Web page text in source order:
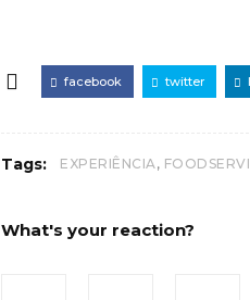
facebook twitter
Tags: EXPERIÊNCIA ,
What's your reaction?